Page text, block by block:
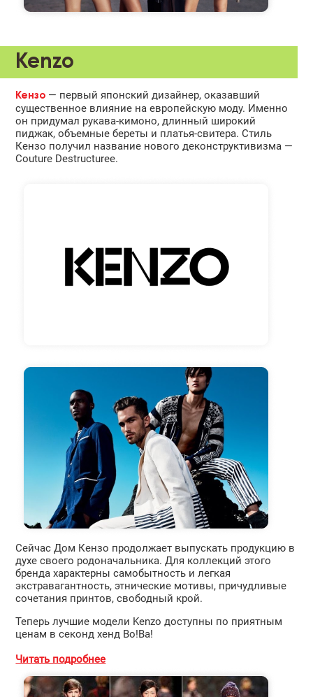
Kenzo
Кензо — первый японский дизайнер, оказавший
существенное влияние на европейскую моду. Именно
он придумал рукава-кимоно, длинный широкий
пиджак, объемные береты и платья-свитера. Стиль
Кензо получил название нового деконструктивизма —
Couture Destructuree.
Сейчас Дом Кензо продолжает выпускать продукцию в
духе своего родоначальника. Для коллекций этого
бренда характерны самобытность и легкая
экстравагантность, этнические мотивы, причудливые
сочетания принтов, свободный крой.
Теперь лучшие модели Kenzo доступны по приятным
ценам в секонд хенд Во!Ва!
Читать подробнее